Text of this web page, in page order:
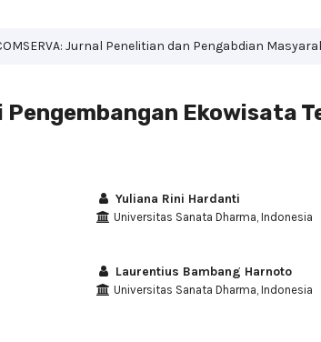
Jurnal Penelitian dan Pengabdian
Ekowisata
Yuliana Rini Hardanti
Universitas Sanata Dharma, Indonesia
Laurentius Bambang Harnoto
Universitas Sanata Dharma, Indonesia